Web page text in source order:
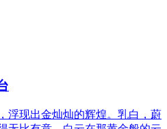
浮现出金灿灿的辉煌。乳白，蔚